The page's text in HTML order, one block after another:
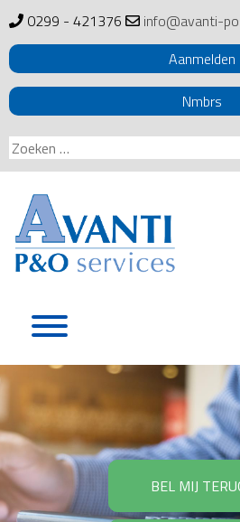
0299 - 421376
info@avanti-
Aanmelden
Nmbrs
Zoeken
naar:
BEL MIJ